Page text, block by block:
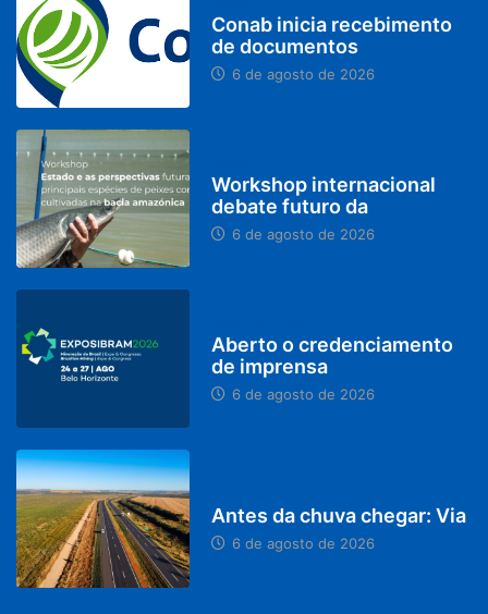
Conab inicia recebimento
de documentos
6 de agosto de 2026
Workshop internacional
debate futuro da
6 de agosto de 2026
Aberto o credenciamento
de imprensa
6 de agosto de 2026
Antes da chuva chegar: Via
6 de agosto de 2026